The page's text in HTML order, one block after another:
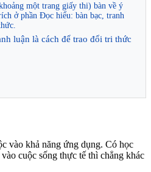
một trang giấy thi) bàn về ý
ở phần Đọc hiểu: bàn bạc, tranh
luận là cách để trao đổi tri thức
vào khả năng ứng dụng. Có học
cuộc sống thực tế thì chẳng khác